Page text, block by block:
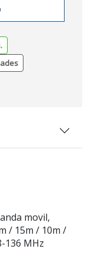
movil,
/ 15m / 10m /
136 MHz